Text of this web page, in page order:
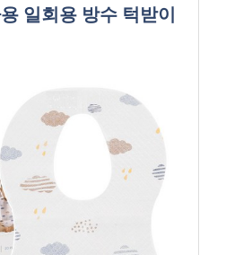
일회용 방수 턱받이